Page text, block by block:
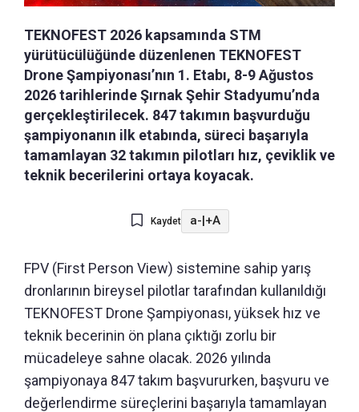
TEKNOFEST 2026 kapsamında STM
yürütücülüğünde düzenlenen TEKNOFEST
Drone Şampiyonası’nın 1. Etabı, 8-9 Ağustos
2026 tarihlerinde Şırnak Şehir Stadyumu’nda
gerçekleştirilecek. 847 takımın başvurduğu
şampiyonanın ilk etabında, süreci başarıyla
tamamlayan 32 takımın pilotları hız, çeviklik ve
teknik becerilerini ortaya koyacak.
Kaydet a- +A
FPV (First Person View) sistemine sahip yarış
dronlarının bireysel pilotlar tarafından kullanıldığı
TEKNOFEST Drone Şampiyonası, yüksek hız ve
teknik becerinin ön plana çıktığı zorlu bir
mücadeleye sahne olacak. 2026 yılında
şampiyonaya 847 takım başvururken, başvuru ve
değerlendirme süreçlerini başarıyla tamamlayan